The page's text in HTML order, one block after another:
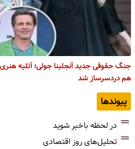
جنگ حقوقی جدید آنجلینا جولی؛ آتلیه هنری
هم دردسرساز شد
پیوندها
در لحظه باخبر شوید
تحلیل‌های روز اقتصادی